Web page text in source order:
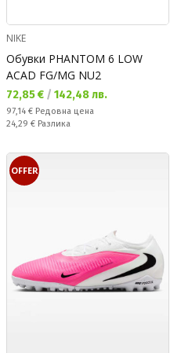
NIKE
Обувки PHANTOM 6 LOW
ACAD FG/MG NU2
Текуща цена:
72,85 € / 142,48 лв.
Редовна цена:
97,14 € Редовна цена
Спестявате:
24,29 € Разлика
OFFER